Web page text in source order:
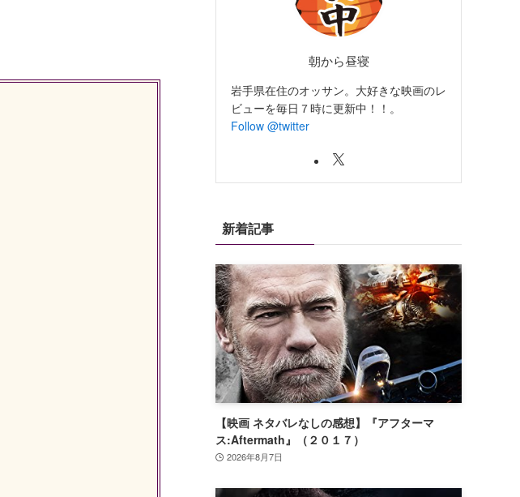
朝から昼寝
岩手県在住のオッサン。大好きな映画のレ
ビューを毎日７時に更新中！！。
Follow @twitter
新着記事
【映画 ネタバレなしの感想】『アフターマ
ス:Aftermath』（２０１７）
2026年8月7日